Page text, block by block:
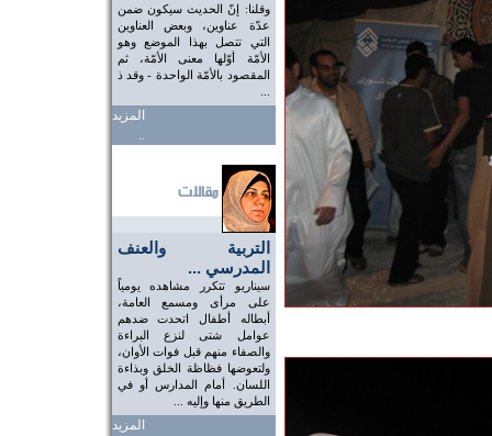
وقلنا: إنّ الحديث سيكون ضمن
عدّة عناوين، وبعض العناوين
التي تتصل بهذا الموضع وهو
الأمّة أوّلها معنى الأمّة، ثم
المقصود بالأمّة الواحدة - وقد ذ
المزيد
..
التربية والعنف
المدرسي ...
سيناريو تتكرر مشاهده يومياً
على مرأى ومسمع العامة،
أبطاله أطفال اتحدت ضدهم
عوامل شتى لنزع البراءة
والصفاء منهم قبل فوات الأوان،
ولتعوضها فظاظة الخلق وبذاءة
اللسان. أمام المدارس أو في
الطريق منها وإليه ...
المزيد